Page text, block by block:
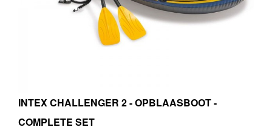
INTEX CHALLENGER 2 - OPBLAASBOOT -
COMPLETE SET